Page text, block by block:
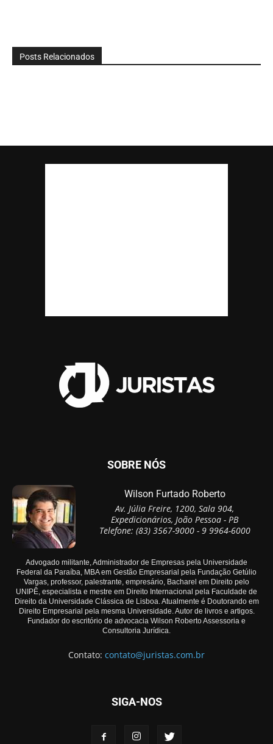
Posts Relacionados
SOBRE NÓS
Wilson Furtado Roberto
Av. Júlia Freire, 1200, Sala 904,
Expedicionários, João Pessoa - PB
Telefone: (83) 3567-9000 - 9 9964-6000
Advogado militante, Administrador de Empresas pela Universidade
Federal da Paraíba, MBA em Gestão Empresarial pela Fundação Getúlio
Vargas, professor, palestrante, empresário, Bacharel em Direito pelo
UNIPÊ, especialista e mestre em Direito Internacional pela Faculdade de
Direito da Universidade Clássica de Lisboa. Atualmente é Doutorando em
Direito Empresarial pela mesma Universidade. Autor de livros e artigos.
Fundador do escritório de advocacia Wilson Roberto Assessoria e
Consultoria Jurídica.
Contato: contato@juristas.com.br
SIGA-NOS